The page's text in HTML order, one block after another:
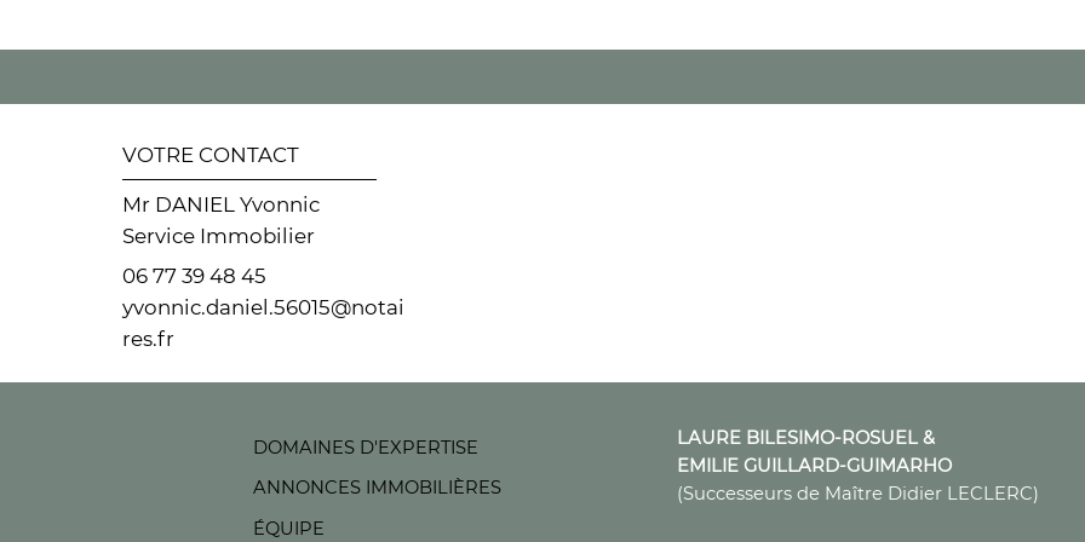
VOTRE CONTACT
Mr DANIEL Yvonnic
Service Immobilier
06 77 39 48 45
yvonnic.daniel.56015@notai
res.fr
LAURE BILESIMO-ROSUEL &
EMILIE GUILLARD-GUIMARHO
(Successeurs de Maître Didier LECLERC)
DOMAINES D'EXPERTISE
ANNONCES IMMOBILIÈRES
ÉQUIPE